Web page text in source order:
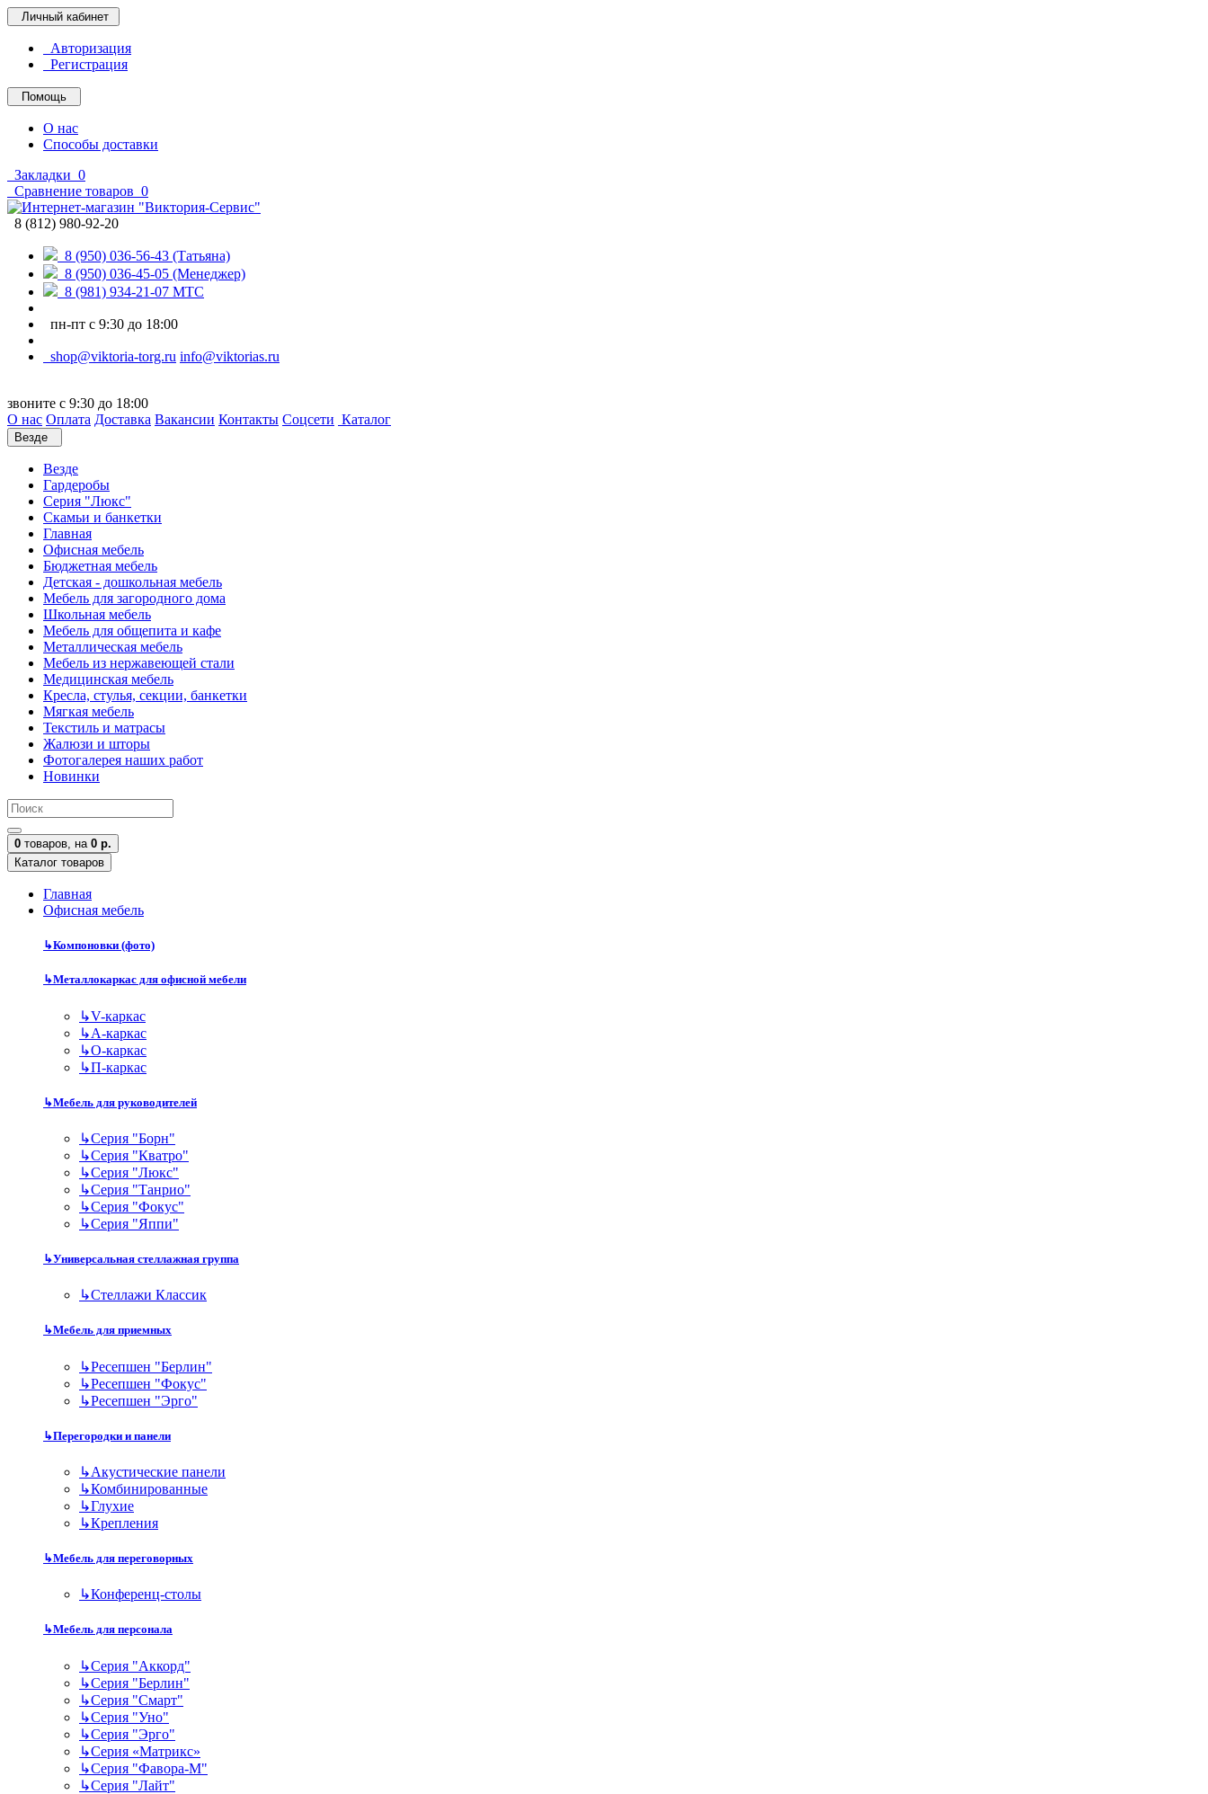
Личный кабинет
Авторизация
Регистрация
Помощь
О нас
Способы доставки
Закладки 0
Сравнение товаров 0
8 (812) 980-92-20
8 (950) 036-56-43 (Татьяна)
8 (950) 036-45-05 (Менеджер)
8 (981) 934-21-07 МТС
пн-пт с 9:30 до 18:00
shop@viktoria-torg.ru info@viktorias.ru
звоните с 9:30 до 18:00
О нас Оплата Доставка Вакансии Контакты Соцсети Каталог
Везде
Везде
Гардеробы
Серия "Люкс"
Скамьи и банкетки
Главная
Офисная мебель
Бюджетная мебель
Детская - дошкольная мебель
Мебель для загородного дома
Школьная мебель
Мебель для общепита и кафе
Металлическая мебель
Мебель из нержавеющей стали
Медицинская мебель
Кресла, стулья, секции, банкетки
Мягкая мебель
Текстиль и матрасы
Жалюзи и шторы
Фотогалерея наших работ
Новинки
0 товаров, на 0 р.
Каталог товаров
Главная
Офисная мебель
↳Компоновки (фото)
↳Металлокаркас для офисной мебели
↳V-каркас
↳А-каркас
↳О-каркас
↳П-каркас
↳Мебель для руководителей
↳Серия "Борн"
↳Серия "Кватро"
↳Серия "Люкс"
↳Серия "Танрио"
↳Серия "Фокус"
↳Серия "Яппи"
↳Универсальная стеллажная группа
↳Стеллажи Классик
↳Мебель для приемных
↳Ресепшен "Берлин"
↳Ресепшен "Фокус"
↳Ресепшен "Эрго"
↳Перегородки и панели
↳Акустические панели
↳Комбинированные
↳Глухие
↳Крепления
↳Мебель для переговорных
↳Конференц-столы
↳Мебель для персонала
↳Серия "Аккорд"
↳Серия "Берлин"
↳Серия "Смарт"
↳Серия "Уно"
↳Серия "Эрго"
↳Серия «Матрикс»
↳Серия "Фавора-М"
↳Серия "Лайт"